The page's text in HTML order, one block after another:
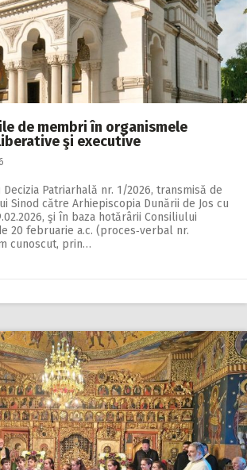
de membri în organismele
şi executive
Patriarhală nr. 1/2026, transmisă de
Sinod către Arhiepiscopia Dunării de Jos cu
şi în baza hotărârii Consiliului
20 februarie a.c. (proces‑verbal nr.
cunoscut, prin…